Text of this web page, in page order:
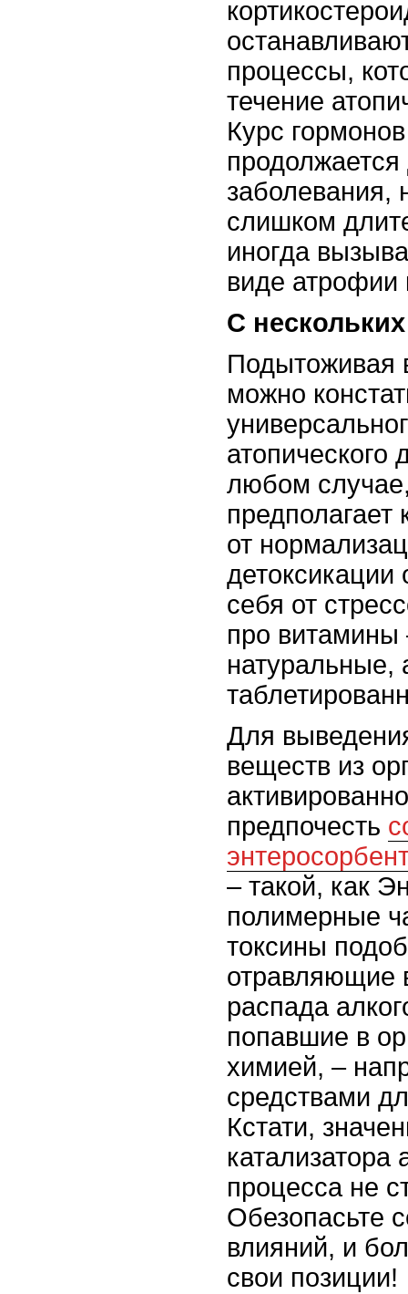
процессы,
течение
Курс
заболевания,
слишком
иногда
виде атрофии
С
Подытоживая
можно
атопического
любом
от
детоксикации
себя от
про
натуральные,
Для
веществ из
предпочесть
– такой, как
полимерные
токсины
отравляющие
распада
попавшие в
химией, –
средствами
Кстати,
катализатора
процесса не
Обезопасьте
влияний, и
свои позиции!